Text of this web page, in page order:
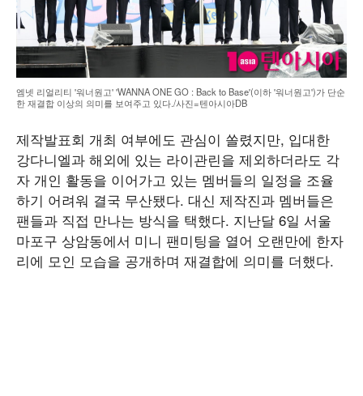
엠넷 리얼리티 '워너원고' 'WANNA ONE GO : Back to Base'(이하 '워너원고')가 단순
한 재결합 이상의 의미를 보여주고 있다./사진=텐아시아DB
제작발표회 개최 여부에도 관심이 쏠렸지만, 입대한
강다니엘과 해외에 있는 라이관린을 제외하더라도 각
자 개인 활동을 이어가고 있는 멤버들의 일정을 조율
하기 어려워 결국 무산됐다. 대신 제작진과 멤버들은
팬들과 직접 만나는 방식을 택했다. 지난달 6일 서울
마포구 상암동에서 미니 팬미팅을 열어 오랜만에 한자
리에 모인 모습을 공개하며 재결합에 의미를 더했다.